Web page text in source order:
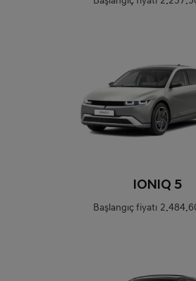
IONIQ 5
Başlangıç fiyatı